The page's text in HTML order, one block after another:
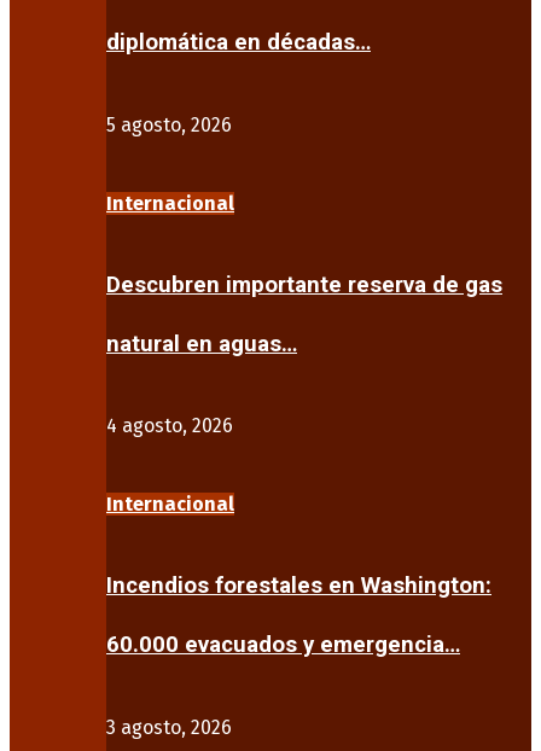
diplomática en décadas…
5 agosto, 2026
Internacional
Descubren importante reserva de gas
natural en aguas…
4 agosto, 2026
Internacional
Incendios forestales en Washington:
60.000 evacuados y emergencia…
3 agosto, 2026